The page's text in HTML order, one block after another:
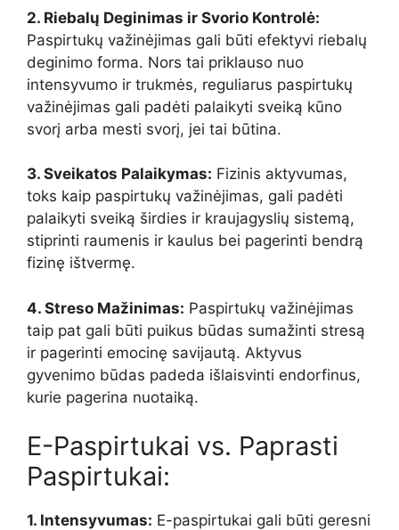
2. Riebalų Deginimas ir Svorio Kontrolė:
Paspirtukų važinėjimas gali būti efektyvi riebalų
deginimo forma. Nors tai priklauso nuo
intensyvumo ir trukmės, reguliarus paspirtukų
važinėjimas gali padėti palaikyti sveiką kūno
svorį arba mesti svorį, jei tai būtina.
3. Sveikatos Palaikymas: Fizinis aktyvumas,
toks kaip paspirtukų važinėjimas, gali padėti
palaikyti sveiką širdies ir kraujagyslių sistemą,
stiprinti raumenis ir kaulus bei pagerinti bendrą
fizinę ištvermę.
4. Streso Mažinimas: Paspirtukų važinėjimas
taip pat gali būti puikus būdas sumažinti stresą
ir pagerinti emocinę savijautą. Aktyvus
gyvenimo būdas padeda išlaisvinti endorfinus,
kurie pagerina nuotaiką.
E-Paspirtukai vs. Paprasti
Paspirtukai:
1. Intensyvumas: E-paspirtukai gali būti geresni